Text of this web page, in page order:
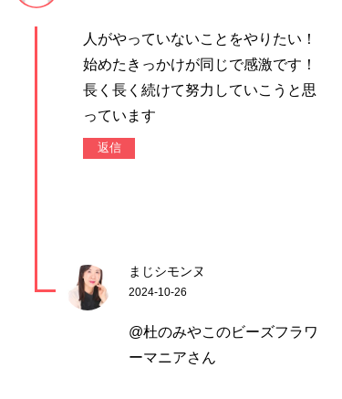
人がやっていないことをやりたい！
始めたきっかけが同じで感激です！
長く長く続けて努力していこうと思
っています
返信
まじシモンヌ
2024-10-26
@杜のみやこのビーズフラワ
ーマニアさん